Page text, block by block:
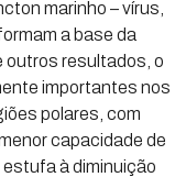
marinho – vírus,
a base da
outros resultados, o
importantes nos
polares, com
capacidade de
à diminuição